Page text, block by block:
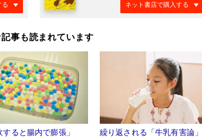
る ネット書店で購入する
事も読まれています
すると腸内で膨張」
繰り返される「牛乳有害論」